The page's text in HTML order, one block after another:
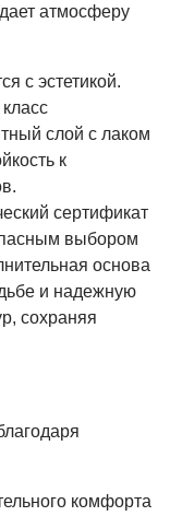
атмосферу
с эстетикой.
слой с лаком
к
сертификат
выбором
основа
и надежную
сохраняя
комфорта